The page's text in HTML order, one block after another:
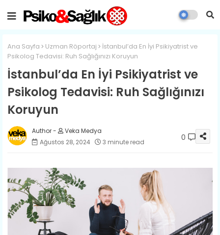
Ana Sayfa Uzman Röportaj
İstanbul’da En İyi Psikiyatrist ve
Psikolog Tedavisi: Ruh Sağlığınızı Koruyun
İstanbul’da En İyi Psikiyatrist ve
Psikolog Tedavisi: Ruh Sağlığınızı
Koruyun
Veka Medya
Ağustos 28, 2024
3 minute read 0